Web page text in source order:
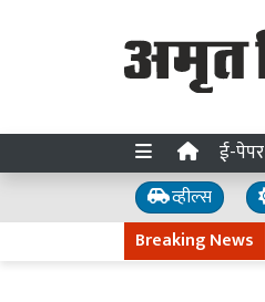
ई-पेपर
व्हील्स
Breaking News